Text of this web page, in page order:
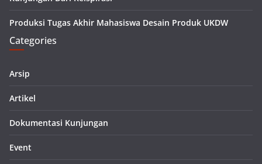
Produksi Tugas Akhir Mahasiswa Desain Produk UKDW
Categories
Arsip
Artikel
Dokumentasi Kunjungan
Event